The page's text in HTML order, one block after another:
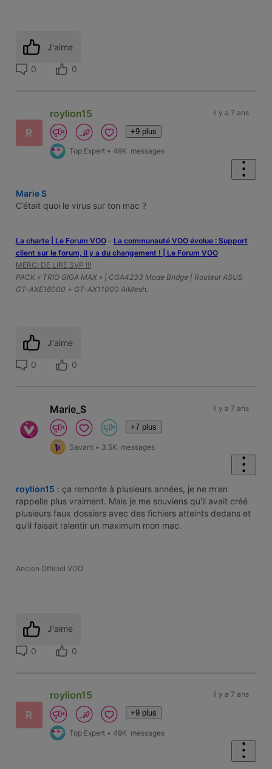
J'aime
0 0
R
roylion15
+9 plus
Top Expert • 49K messages
il y a 7 ans
Marie S
C’était quoi le virus sur ton mac ?
La charte | Le Forum VOO- ‎La communauté VOO évolue : Support
client sur le forum, il y a du changement ! | Le Forum VOO
MERCI DE LIRE SVP !!!
PACK « TRIO GIGA MAX » | CGA4233 Mode Bridge | Routeur ASUS
GT-AXE16000 + GT-AX11000 AiMesh.
J'aime
0 0
Marie_S
+7 plus
Savant • 3.5K messages
il y a 7 ans
roylion15 : ça remonte à plusieurs années, je ne m'en
rappelle plus vraiment. Mais je me souviens qu'il avait créé
plusieurs faux dossiers avec des fichiers atteints dedans et
qu'il faisait ralentir un maximum mon mac.
Ancien Officiel VOO
J'aime
0 0
R
roylion15
+9 plus
Top Expert • 49K messages
il y a 7 ans